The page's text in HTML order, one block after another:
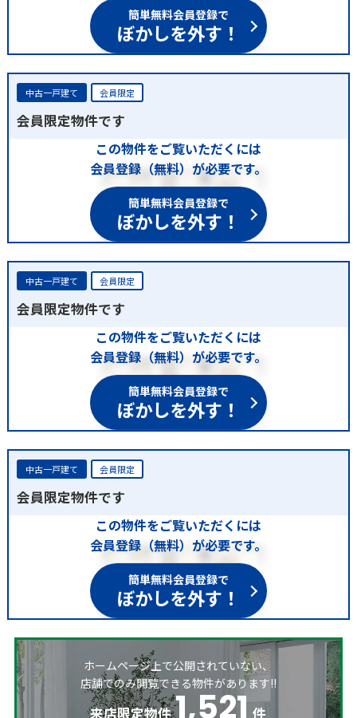
簡単無料会員登録で
ぼかしを外す！
中古一戸建て 会員限定
会員限定物件です
この物件をご覧いただくには
会員登録（無料）が必要です。
簡単無料会員登録で
ぼかしを外す！
中古一戸建て 会員限定
会員限定物件です
この物件をご覧いただくには
会員登録（無料）が必要です。
簡単無料会員登録で
ぼかしを外す！
中古一戸建て 会員限定
会員限定物件です
この物件をご覧いただくには
会員登録（無料）が必要です。
簡単無料会員登録で
ぼかしを外す！
ホームページ上で公開されていない、
店舗でのみ閲覧できる物件があります!!
来店限定物件 1,521 件